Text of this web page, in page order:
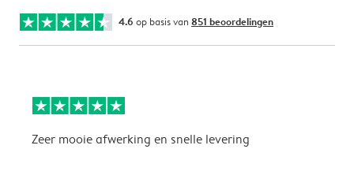
4.6 op basis van 851 beoordelingen
Zeer mooie afwerking en snelle levering